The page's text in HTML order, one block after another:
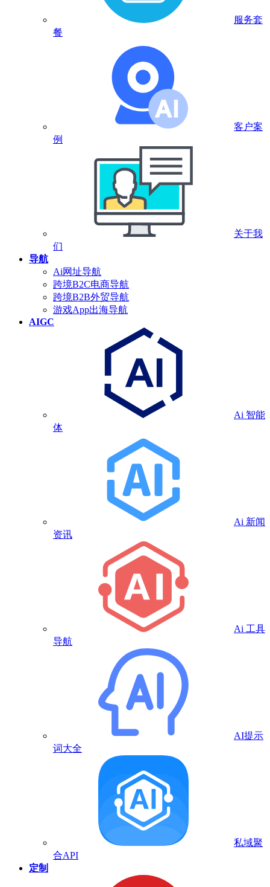
服务套
餐
客户案
例
关于我
们
导航
Ai网址导航
跨境B2C电商导航
跨境B2B外贸导航
游戏App出海导航
AIGC
Ai 智能
体
Ai 新闻
资讯
Ai 工具
导航
AI提示
词大全
私域聚
合API
定制